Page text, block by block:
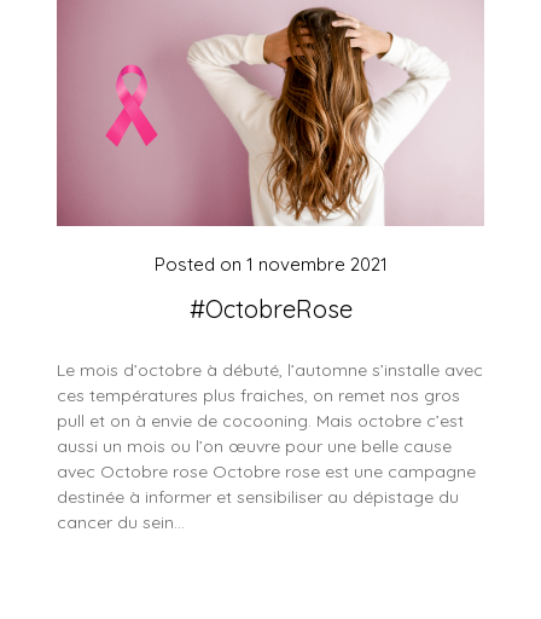
#OctobreRose
Posted on 1 novembre 2021
Le mois d’octobre à débuté, l’automne s’installe avec
ces températures plus fraiches, on remet nos gros
pull et on à envie de cocooning. Mais octobre c’est
aussi un mois ou l’on œuvre pour une belle cause
avec Octobre rose Octobre rose est une campagne
destinée à informer et sensibiliser au dépistage du
cancer du sein…